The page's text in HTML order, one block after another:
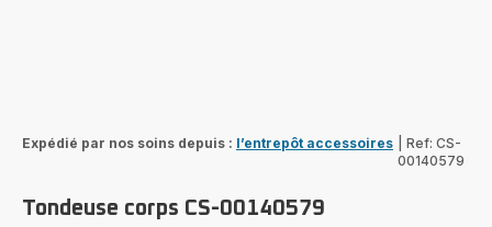
Expédié par nos soins depuis : l’entrepôt accessoires
Ref: CS-
00140579
Tondeuse corps CS-00140579